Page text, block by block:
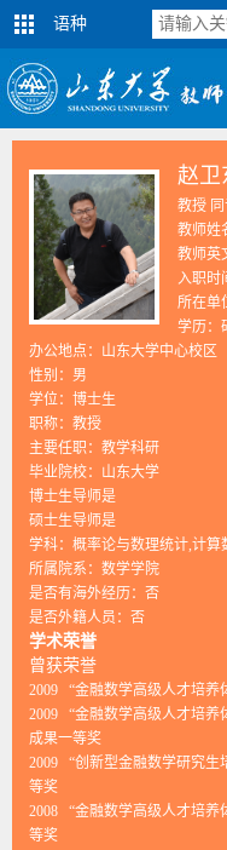
语种
赵卫
教授
教师姓
教师英
入职时
所在单
学历：
办公地点：山东大学中心校区
性别：男
学位：博士生
职称：教授
主要任职：教学科研
毕业院校：山东大学
博士生导师是
硕士生导师是
学科：概率论与数理统计,计算
所属院系：数学学院
是否有海外经历：否
是否外籍人员：否
学术荣誉
曾获荣誉
2009 “金融数学高级人才培养
2009 “金融数学高级人才培养
成果一等奖
2009 “创新型金融数学研究生
等奖
2008 “金融数学高级人才培养
等奖